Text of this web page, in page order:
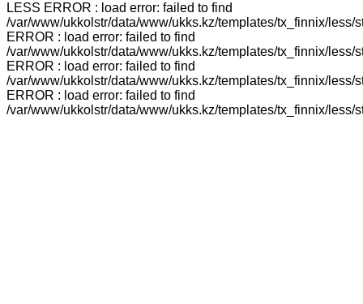
LESS ERROR : load error: failed to find
/var/www/ukkolstr/data/www/ukks.kz/templates/tx_finnix/less/
ERROR : load error: failed to find
/var/www/ukkolstr/data/www/ukks.kz/templates/tx_finnix/less/
ERROR : load error: failed to find
/var/www/ukkolstr/data/www/ukks.kz/templates/tx_finnix/less/
ERROR : load error: failed to find
/var/www/ukkolstr/data/www/ukks.kz/templates/tx_finnix/less/